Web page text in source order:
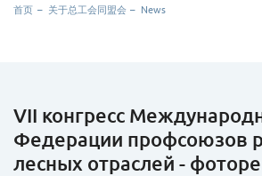
首页 关于总工会同盟会 News
VII конгресс
Федерации профсоюзов
лесных отраслей -